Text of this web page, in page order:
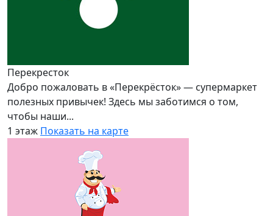
Перекресток
Добро пожаловать в «Перекрёсток» — супермаркет
полезных привычек! Здесь мы заботимся о том,
чтобы наши...
1 этаж Показать на карте